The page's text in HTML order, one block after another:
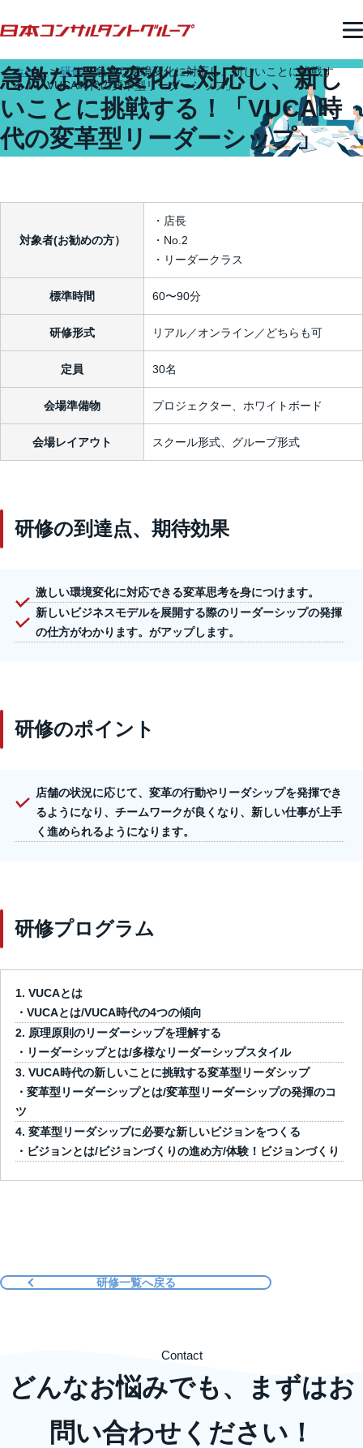
ホーム>研修>急激な環境変化に対応し、新しいことに挑戦す
る！「VUCA時代の変革型リーダーシップ」
急激な環境変化に対応し、新し
いことに挑戦する！「VUCA時
代の変革型リーダーシップ」
対象者(お勧めの方）
・店長
・No.2
・リーダークラス
標準時間 60〜90分
研修形式 リアル／オンライン／どちらも可
定員 30名
会場準備物 プロジェクター、ホワイトボード
会場レイアウト スクール形式、グループ形式
研修の到達点、期待効果
激しい環境変化に対応できる変革思考を身につけます。
新しいビジネスモデルを展開する際のリーダーシップの発揮
の仕方がわかります。がアップします。
研修のポイント
店舗の状況に応じて、変革の行動やリーダシップを発揮でき
るようになり、チームワークが良くなり、新しい仕事が上手
く進められるようになります。
研修プログラム
VUCAとは
・VUCAとは/VUCA時代の4つの傾向
原理原則のリーダーシップを理解する
・リーダーシップとは/多様なリーダーシップスタイル
VUCA時代の新しいことに挑戦する変革型リーダシップ
・変革型リーダーシップとは/変革型リーダーシップの発揮のコ
ツ
変革型リーダシップに必要な新しいビジョンをつくる
・ビジョンとは/ビジョンづくりの進め方/体験！ビジョンづくり
研修一覧へ戻る
どんなお悩みでも、まずはお
問い合わせください！
Contact